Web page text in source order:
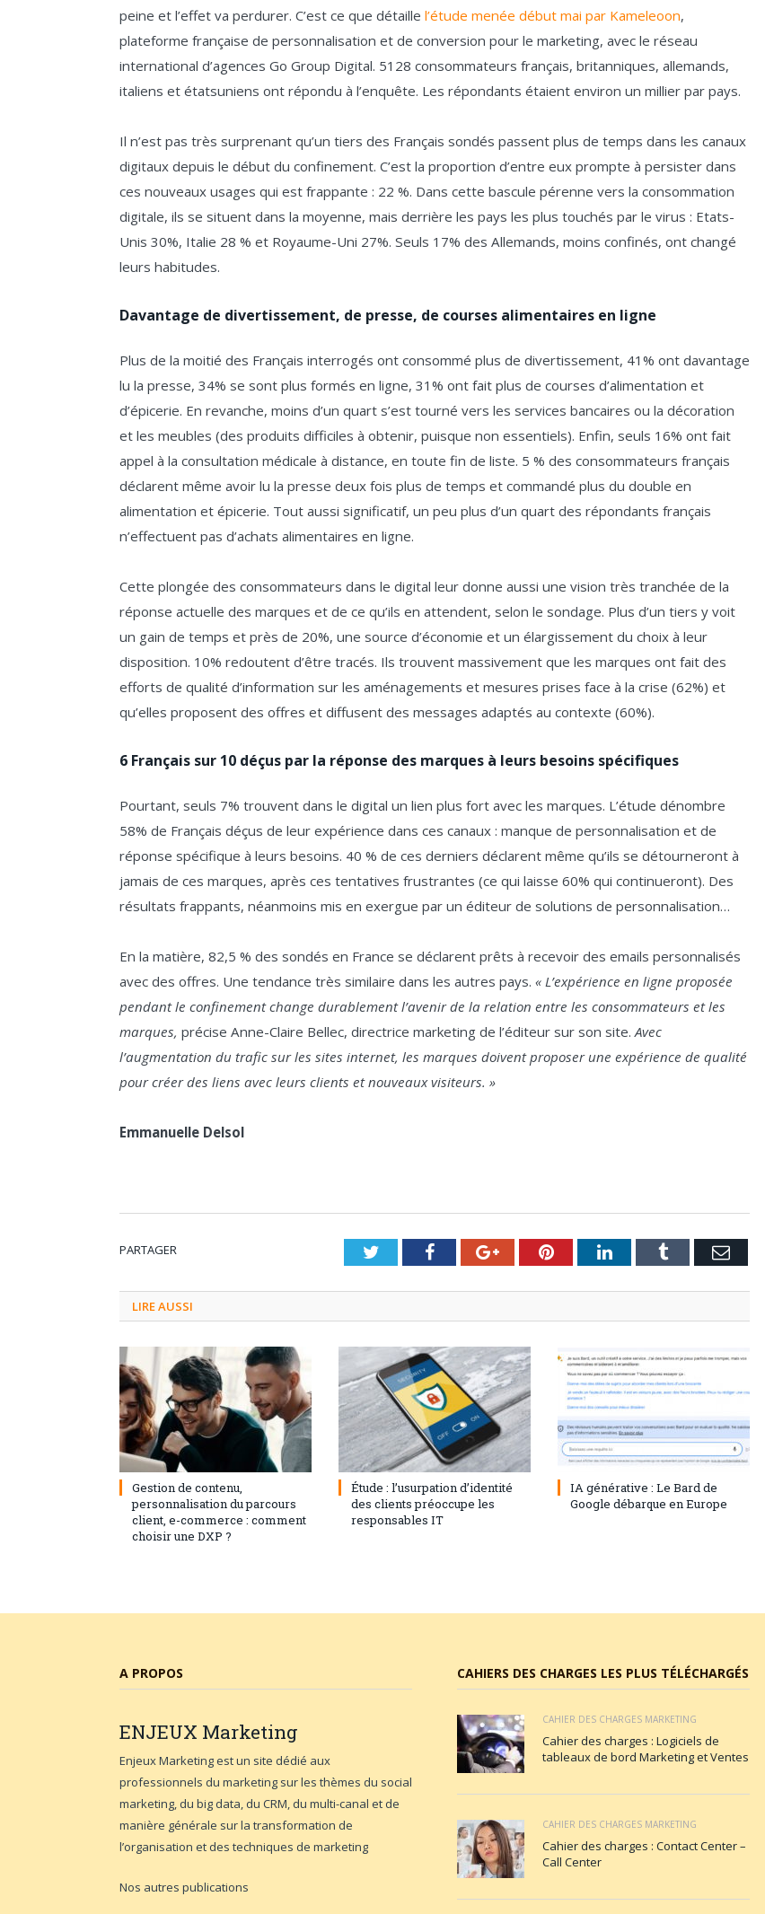
peine et l’effet va perdurer. C’est ce que détaille l’étude menée début mai par Kameleoon,
plateforme française de personnalisation et de conversion pour le marketing, avec le réseau
international d’agences Go Group Digital. 5128 consommateurs français, britanniques, allemands,
italiens et étatsuniens ont répondu à l’enquête. Les répondants étaient environ un millier par pays.
Il n’est pas très surprenant qu’un tiers des Français sondés passent plus de temps dans les canaux
digitaux depuis le début du confinement. C’est la proportion d’entre eux prompte à persister dans
ces nouveaux usages qui est frappante : 22 %. Dans cette bascule pérenne vers la consommation
digitale, ils se situent dans la moyenne, mais derrière les pays les plus touchés par le virus : Etats-
Unis 30%, Italie 28 % et Royaume-Uni 27%. Seuls 17% des Allemands, moins confinés, ont changé
leurs habitudes.
Davantage de divertissement, de presse, de courses alimentaires en ligne
Plus de la moitié des Français interrogés ont consommé plus de divertissement, 41% ont davantage
lu la presse, 34% se sont plus formés en ligne, 31% ont fait plus de courses d’alimentation et
d’épicerie. En revanche, moins d’un quart s’est tourné vers les services bancaires ou la décoration
et les meubles (des produits difficiles à obtenir, puisque non essentiels). Enfin, seuls 16% ont fait
appel à la consultation médicale à distance, en toute fin de liste. 5 % des consommateurs français
déclarent même avoir lu la presse deux fois plus de temps et commandé plus du double en
alimentation et épicerie. Tout aussi significatif, un peu plus d’un quart des répondants français
n’effectuent pas d’achats alimentaires en ligne.
Cette plongée des consommateurs dans le digital leur donne aussi une vision très tranchée de la
réponse actuelle des marques et de ce qu’ils en attendent, selon le sondage. Plus d’un tiers y voit
un gain de temps et près de 20%, une source d’économie et un élargissement du choix à leur
disposition. 10% redoutent d’être tracés. Ils trouvent massivement que les marques ont fait des
efforts de qualité d’information sur les aménagements et mesures prises face à la crise (62%) et
qu’elles proposent des offres et diffusent des messages adaptés au contexte (60%).
6 Français sur 10 déçus par la réponse des marques à leurs besoins spécifiques
Pourtant, seuls 7% trouvent dans le digital un lien plus fort avec les marques. L’étude dénombre
58% de Français déçus de leur expérience dans ces canaux : manque de personnalisation et de
réponse spécifique à leurs besoins. 40 % de ces derniers déclarent même qu’ils se détourneront à
jamais de ces marques, après ces tentatives frustrantes (ce qui laisse 60% qui continueront). Des
résultats frappants, néanmoins mis en exergue par un éditeur de solutions de personnalisation…
En la matière, 82,5 % des sondés en France se déclarent prêts à recevoir des emails personnalisés
avec des offres. Une tendance très similaire dans les autres pays. « L’expérience en ligne proposée
pendant le confinement change durablement l’avenir de la relation entre les consommateurs et les
marques, précise Anne-Claire Bellec, directrice marketing de l’éditeur sur son site. Avec
l’augmentation du trafic sur les sites internet, les marques doivent proposer une expérience de qualité
pour créer des liens avec leurs clients et nouveaux visiteurs. »
Emmanuelle Delsol
PARTAGER TwitterFacebookGoogle+PinterestLinkedInTumblr Email
LIRE AUSSI
3 septembre 2024
Gestion de contenu,
personnalisation du parcours
client, e-commerce : comment
choisir une DXP ?
1 août 2023 0
Étude : l’usurpation d’identité
des clients préoccupe les
responsables IT
28 juillet 2023 0
IA générative : Le Bard de
Google débarque en Europe
A PROPOS
ENJEUX Marketing
Enjeux Marketing est un site dédié aux
professionnels du marketing sur les thèmes du social
marketing, du big data, du CRM, du multi-canal et de
manière générale sur la transformation de
l’organisation et des techniques de marketing
Nos autres publications
CAHIERS DES CHARGES LES PLUS TÉLÉCHARGÉS
CAHIER DES CHARGES MARKETING
Cahier des charges : Logiciels de
tableaux de bord Marketing et Ventes
CAHIER DES CHARGES MARKETING
Cahier des charges : Contact Center –
Call Center